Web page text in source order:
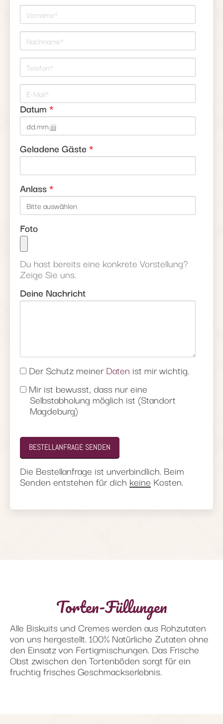
Vorname*
Nachname*
Telefon*
E-Mail*
Datum *
Geladene Gäste *
Anlass*
Foto
Du hast bereits eine konkrete Vorstellung?
Zeige Sie uns.
Deine Nachricht
datenschutzerklaerung
Der Schutz meiner Daten ist mir wichtig.
Abholung
Mir ist bewusst, dass nur eine
Selbstabholung möglich ist (Standort
Magdeburg)
Die Bestellanfrage ist unverbindlich. Beim
Senden entstehen für dich keine Kosten.
Torten-Füllungen
Alle Biskuits und Cremes werden aus Rohzutaten
von uns hergestellt. 100% Natürliche Zutaten ohne
den Einsatz von Fertigmischungen. Das Frische
Obst zwischen den Tortenböden sorgt für ein
fruchtig frisches Geschmackserlebnis.